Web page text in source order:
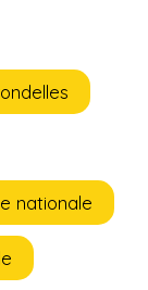
nationale